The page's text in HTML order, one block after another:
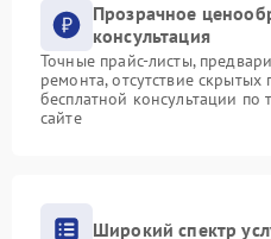
Прозрачное
консультация
Точные прайс-листы,
ремонта, отсутствие
бесплатной консультации
сайте
Широкий спектр